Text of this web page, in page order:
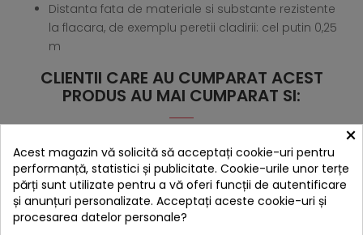
Distanta fata de materiale si substante rezistente
la flacara, de exemplu peretii cladirii: cel putin 0,25
m
CLIENTII CARE AU CUMPARAT ACEST
PRODUS AU MAI CUMPARAT SI:
×
Acest magazin vă solicită să acceptați cookie-uri pentru
performanță, statistici și publicitate. Cookie-urile unor terțe
părți sunt utilizate pentru a vă oferi funcții de autentificare
și anunțuri personalizate. Acceptați aceste cookie-uri și
procesarea datelor personale?